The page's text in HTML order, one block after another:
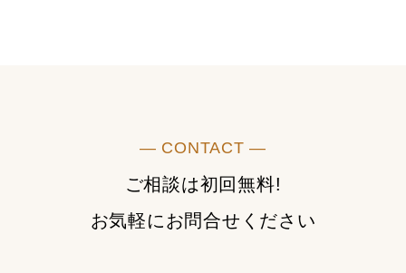
― CONTACT ―
ご相談は初回無料!
お気軽にお問合せください